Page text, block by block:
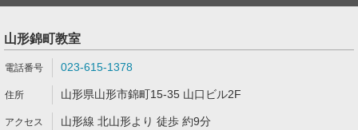
山形錦町教室
023-615-1378
山形県山形市錦町15-35 山口ビル2F
山形線 北山形より 徒歩 約9分